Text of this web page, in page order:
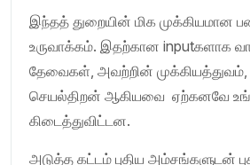
இந்தத் துறையின் மிக முக்கியமான
உருவாக்கம். இதற்கான inputகளாக
தேவைகள், அவற்றின் முக்கியத்துவம்,
செயல்திறன் ஆகியவை ஏற்கனவே
கிடைத்துவிட்டன.
அடுத்த கட்டம் புதிய அம்சங்களுடன்